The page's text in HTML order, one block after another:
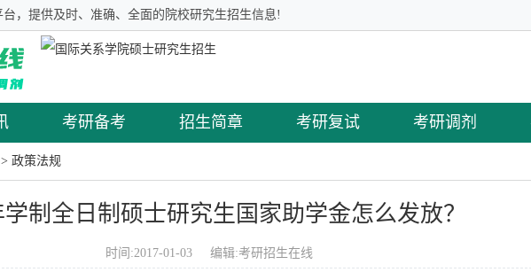
，提供及时、准确、全面的院校研究生招生信息!
考研备考 招生简章 考研复试 考研调剂
> 政策法规
学制全日制硕士研究生国家助学金怎么发放？
时间:2017-01-03 编辑:考研招生在线